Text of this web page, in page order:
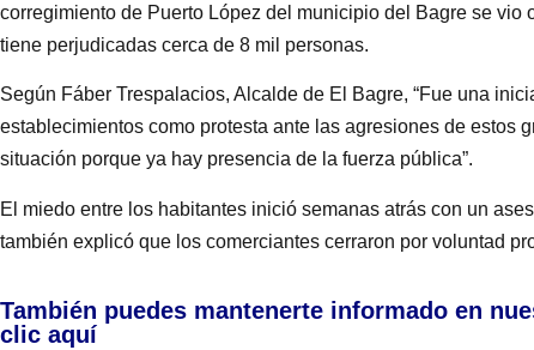
corregimiento de Puerto López del municipio del Bagre se vio
tiene perjudicadas cerca de 8 mil personas.
Según Fáber Trespalacios, Alcalde de El Bagre, “Fue una
establecimientos como protesta ante las agresiones de estos
situación porque ya hay presencia de la fuerza pública”.
El miedo entre los habitantes inició semanas atrás con un
también explicó que los comerciantes cerraron por voluntad
También puedes mantenerte informado en
clic aquí